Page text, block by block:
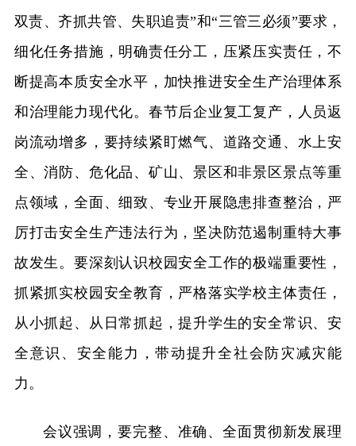
双责、齐抓共管、失职追责”和“三管三必须”要求，
细化任务措施，明确责任分工，压紧压实责任，不
断提高本质安全水平，加快推进安全生产治理体系
和治理能力现代化。春节后企业复工复产，人员返
岗流动增多，要持续紧盯燃气、道路交通、水上安
全、消防、危化品、矿山、景区和非景区景点等重
点领域，全面、细致、专业开展隐患排查整治，严
厉打击安全生产违法行为，坚决防范遏制重特大事
故发生。要深刻认识校园安全工作的极端重要性，
抓紧抓实校园安全教育，严格落实学校主体责任，
从小抓起、从日常抓起，提升学生的安全常识、安
全意识、安全能力，带动提升全社会防灾减灾能
力。
会议强调，要完整、准确、全面贯彻新发展理